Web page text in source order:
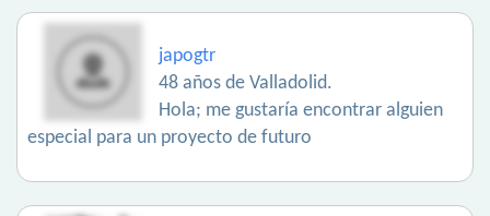
japogtr
48 años de Valladolid.
Hola; me gustaría encontrar alguien
especial para un proyecto de futuro